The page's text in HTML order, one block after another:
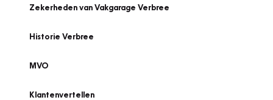
Zekerheden van Vakgarage Verbree
Historie Verbree
MVO
Klantenvertellen